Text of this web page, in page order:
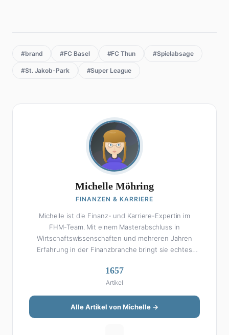
#brand #FC Basel #FC Thun #Spielabsage
#St. Jakob-Park #Super League
Michelle Möhring
FINANZEN & KARRIERE
Michelle ist die Finanz- und Karriere-Expertin im
FHM-Team. Mit einem Masterabschluss in
Wirtschaftswissenschaften und mehreren Jahren
Erfahrung in der Finanzbranche bringt sie echtes
Michelle klingt Altersvorsorge nicht wie eine
Steuererklärung. Ihre Stärke liegt darin, komplexe
Finanzthemen so aufzubereiten, dass sie jeder
versteht – ohne Fachchinesisch, dafür mit konkreten
Tipps zum Umsetzen. Von ETF-Strategien über
1657
Artikel
Alle Artikel von Michelle →